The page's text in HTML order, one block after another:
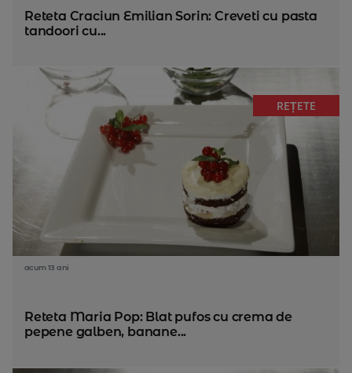
Reteta Craciun Emilian Sorin: Creveti cu pasta
tandoori cu...
REȚETE
acum 13 ani
Reteta Maria Pop: Blat pufos cu crema de
pepene galben, banane...